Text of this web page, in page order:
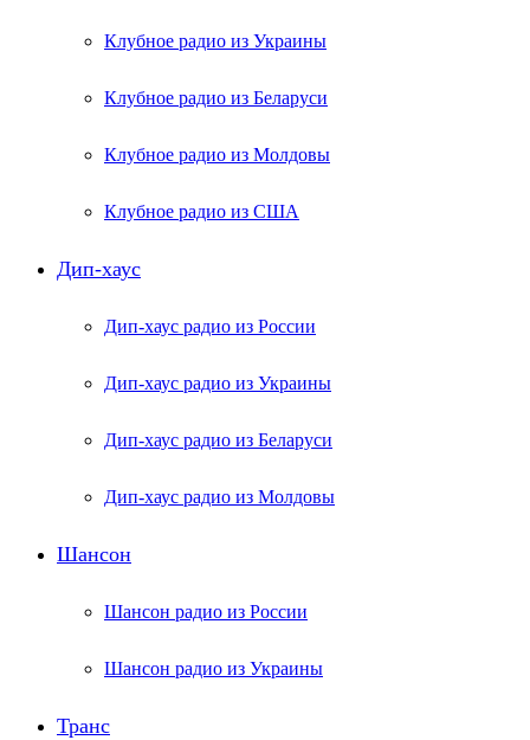
Клубное радио из Украины
Клубное радио из Беларуси
Клубное радио из Молдовы
Клубное радио из США
Дип-хаус
Дип-хаус радио из России
Дип-хаус радио из Украины
Дип-хаус радио из Беларуси
Дип-хаус радио из Молдовы
Шансон
Шансон радио из России
Шансон радио из Украины
Транс